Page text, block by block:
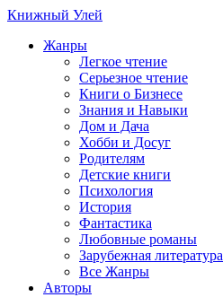
Книжный Улей
Жанры
Легкое чтение
Серьезное чтение
Книги о Бизнесе
Знания и Навыки
Дом и Дача
Хобби и Досуг
Родителям
Детские книги
Психология
История
Фантастика
Любовные романы
Зарубежная литература
Все Жанры
Авторы